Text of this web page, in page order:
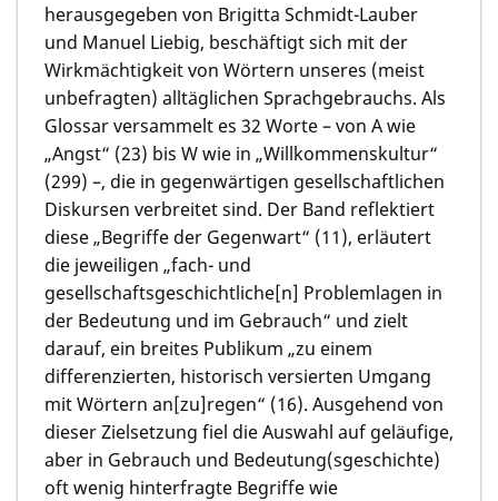
herausgegeben von Brigitta Schmidt-Lauber
und Manuel Liebig, beschäftigt sich mit der
Wirkmächtigkeit von Wörtern unseres (meist
unbefragten) alltäglichen Sprachgebrauchs. Als
Glossar versammelt es 32 Worte – von A wie
„Angst“ (23) bis W wie in „Willkommenskultur“
(299) –, die in gegenwärtigen gesellschaftlichen
Diskursen verbreitet sind. Der Band reflektiert
diese „Begriffe der Gegenwart“ (11), erläutert
die jeweiligen „fach- und
gesellschaftsgeschichtliche[n] Problemlagen in
der Bedeutung und im Gebrauch“ und zielt
darauf, ein breites Publikum „zu einem
differenzierten, historisch versierten Umgang
mit Wörtern an[zu]regen“ (16). Ausgehend von
dieser Zielsetzung fiel die Auswahl auf geläufige,
aber in Gebrauch und Bedeutung(sgeschichte)
oft wenig hinterfragte Begriffe wie